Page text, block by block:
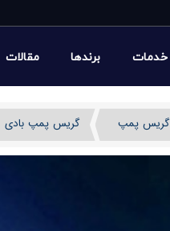
خدمات برندها مقالات
گریس پمپ گریس پمپ بادی